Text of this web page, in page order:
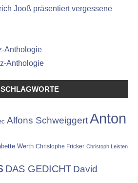
Jooß präsentiert vergessene
Anthologie
Anthologie
Alfons SchweiggertAnton
Werth Christophe Fricker Christoph Leisten
DAS GEDICHT David